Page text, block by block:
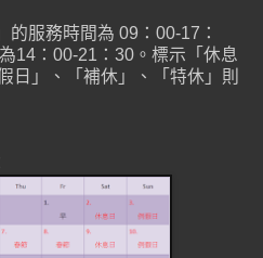
服務時間為 09：00-17：
14：00-21：30。標示「休息
日」、「補休」、「特休」則